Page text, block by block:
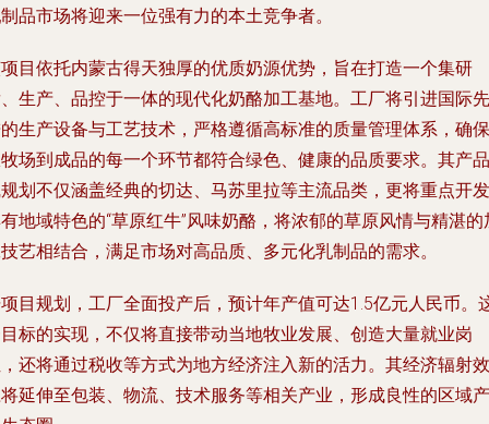
品市场将迎来一位强有力的本土竞争者。
目依托内蒙古得天独厚的优质奶源优势，旨在打造一个集研
生产、品控于一体的现代化奶酪加工基地。工厂将引进国际先
生产设备与工艺技术，严格遵循高标准的质量管理体系，确保
场到成品的每一个环节都符合绿色、健康的品质要求。其产品
划不仅涵盖经典的切达、马苏里拉等主流品类，更将重点开发
地域特色的“草原红牛”风味奶酪，将浓郁的草原风情与精湛的
艺相结合，满足市场对高品质、多元化乳制品的需求。
目规划，工厂全面投产后，预计年产值可达1.5亿元人民币。
标的实现，不仅将直接带动当地牧业发展、创造大量就业岗
还将通过税收等方式为地方经济注入新的活力。其经济辐射效
延伸至包装、物流、技术服务等相关产业，形成良性的区域产